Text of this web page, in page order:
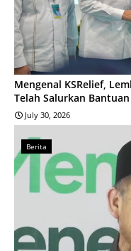
Mengenal KSRelief,
Telah Salurkan
July 30, 2026
Berita